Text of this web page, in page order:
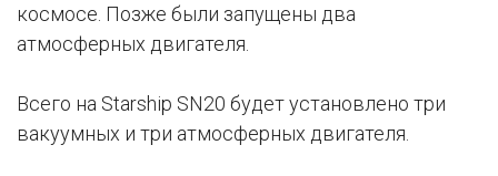
космосе. Позже были запущены два
атмосферных двигателя.
Всего на Starship SN20 будет установлено три
вакуумных и три атмосферных двигателя.